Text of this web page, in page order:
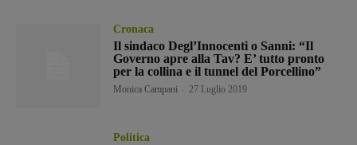
Cronaca
Il sindaco Degl’Innocenti o Sanni: “Il
Governo apre alla Tav? E’ tutto pronto
per la collina e il tunnel del Porcellino”
Monica Campani 27 Luglio 2019
Politica